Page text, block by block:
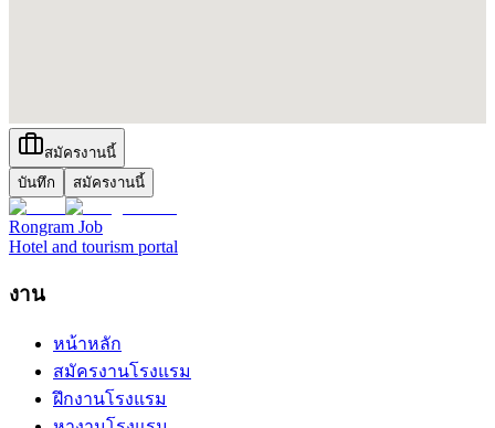
สมัครงานนี้
บันทึก
สมัครงานนี้
Rongram Job
Hotel and tourism portal
งาน
หน้าหลัก
สมัครงานโรงแรม
ฝึกงานโรงแรม